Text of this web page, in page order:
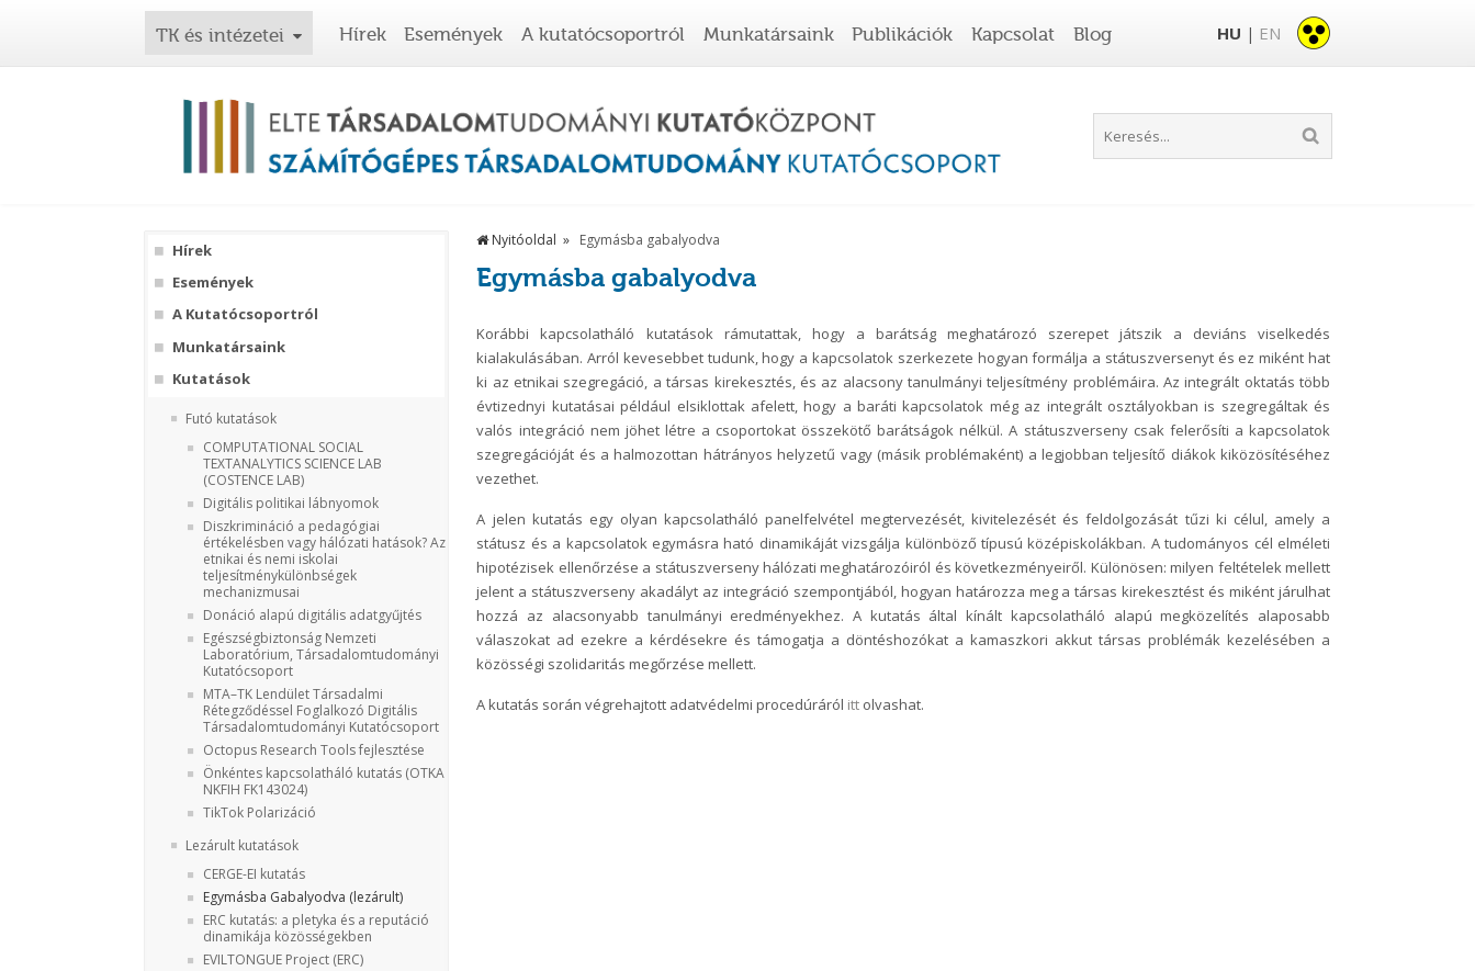
TK és intézetei Hírek Események A kutatócsoportról Munkatársaink Publikációk Kapcsolat Blog HU | EN
Hírek
Események
A Kutatócsoportról
Munkatársaink
Kutatások
Futó kutatások
COMPUTATIONAL SOCIAL
TEXTANALYTICS SCIENCE LAB
(COSTENCE LAB)
Digitális politikai lábnyomok
Diszkrimináció a pedagógiai
értékelésben vagy hálózati hatások? Az
etnikai és nemi iskolai
teljesítménykülönbségek
mechanizmusai
Donáció alapú digitális adatgyűjtés
Egészségbiztonság Nemzeti
Laboratórium, Társadalomtudományi
Kutatócsoport
MTA–TK Lendület Társadalmi
Rétegződéssel Foglalkozó Digitális
Társadalomtudományi Kutatócsoport
Octopus Research Tools fejlesztése
Önkéntes kapcsolatháló kutatás (OTKA
NKFIH FK143024)
TikTok Polarizáció
Lezárult kutatások
CERGE-EI kutatás
Egymásba Gabalyodva (lezárult)
ERC kutatás: a pletyka és a reputáció
dinamikája közösségekben
EVILTONGUE Project (ERC)
Nyitóoldal Egymásba gabalyodva
Egymásba gabalyodva
Korábbi kapcsolatháló kutatások rámutattak, hogy a barátság meghatározó szerepet játszik a deviáns viselkedés
kialakulásában. Arról kevesebbet tudunk, hogy a kapcsolatok szerkezete hogyan formálja a státuszversenyt és ez miként hat
ki az etnikai szegregáció, a társas kirekesztés, és az alacsony tanulmányi teljesítmény problémáira. Az integrált oktatás több
évtizednyi kutatásai például elsiklottak afelett, hogy a baráti kapcsolatok még az integrált osztályokban is szegregáltak és
valós integráció nem jöhet létre a csoportokat összekötő barátságok nélkül. A státuszverseny csak felerősíti a kapcsolatok
szegregációját és a halmozottan hátrányos helyzetű vagy (másik problémaként) a legjobban teljesítő diákok kiközösítéséhez
vezethet.
A jelen kutatás egy olyan kapcsolatháló panelfelvétel megtervezését, kivitelezését és feldolgozását tűzi ki célul, amely a
státusz és a kapcsolatok egymásra ható dinamikáját vizsgálja különböző típusú középiskolákban. A tudományos cél elméleti
hipotézisek ellenőrzése a státuszverseny hálózati meghatározóiról és következményeiről. Különösen: milyen feltételek mellett
jelent a státuszverseny akadályt az integráció szempontjából, hogyan határozza meg a társas kirekesztést és miként járulhat
hozzá az alacsonyabb tanulmányi eredményekhez. A kutatás által kínált kapcsolatháló alapú megközelítés alaposabb
válaszokat ad ezekre a kérdésekre és támogatja a döntéshozókat a kamaszkori akkut társas problémák kezelésében a
közösségi szolidaritás megőrzése mellett.
A kutatás során végrehajtott adatvédelmi procedúráról itt olvashat.